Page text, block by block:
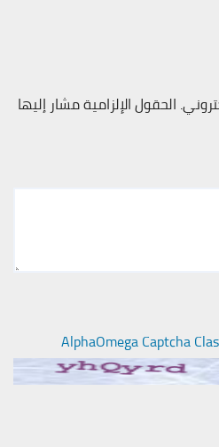
الحقول الإلزامية مشار إليها
AlphaOmega Captcha